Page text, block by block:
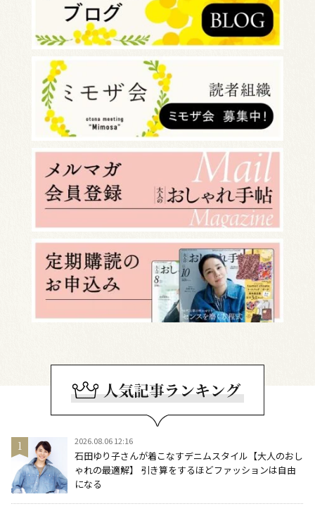
2026.08.06 12:16
石田ゆり子さんが着こなすデニムスタイル【大人のおし
ゃれの最適解】 引き算をするほどファッションは自由
になる